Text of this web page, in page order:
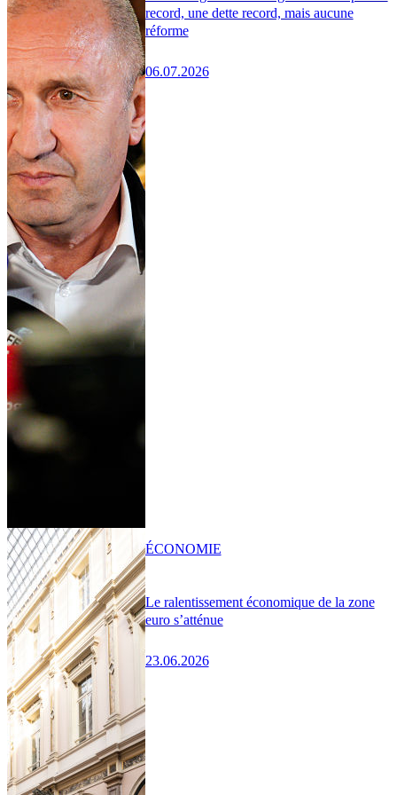
record, une dette record, mais aucune
réforme
06.07.2026
Le ralentissement économique de la zone
euro s’atténue
23.06.2026
ÉCONOMIE